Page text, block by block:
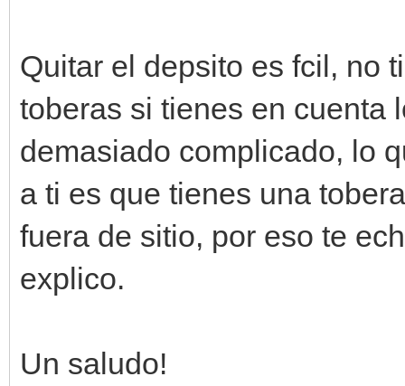
Quitar el depsito es fcil, no
toberas si tienes en cuenta
demasiado complicado, lo
a ti es que tienes una
fuera de sitio, por eso te
explico.
Un saludo!